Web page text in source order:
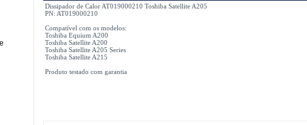
Dissipador de Calor AT019000210 Toshiba Satellite A205
PN: AT019000210
Compatível com os modelos:
Toshiba Equium A200
Toshiba Satellite A200
Toshiba Satellite A205 Series
Toshiba Satellite A215
Produto testado com garantia